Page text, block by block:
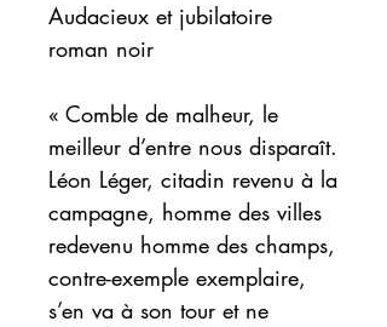
Audacieux et jubilatoire
roman noir
« Comble de malheur, le
meilleur d’entre nous disparaît.
Léon Léger, citadin revenu à la
campagne, homme des villes
redevenu homme des champs,
contre-exemple exemplaire,
s’en va à son tour et ne